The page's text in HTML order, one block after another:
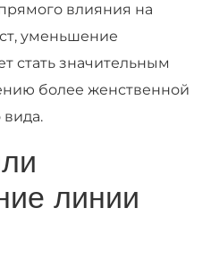
влияния на
уменьшение
стать значительным
более женственной
линии